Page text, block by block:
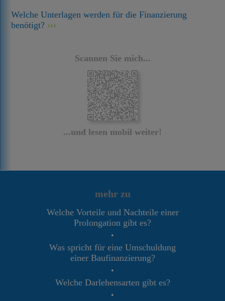
Welche Unterlagen werden für die Finanzierung
benötigt?
Scannen Sie mich...
...und lesen mobil weiter!
mehr zu
Welche Vorteile und Nachteile einer
Prolongation gibt es?
•
Was spricht für eine Umschuldung
einer Baufinanzierung?
•
Welche Darlehensarten gibt es?
•